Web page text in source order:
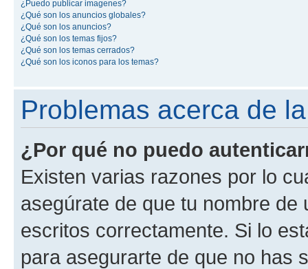
¿Puedo publicar imagenes?
¿Qué son los anuncios globales?
¿Qué son los anuncios?
¿Qué son los temas fijos?
¿Qué son los temas cerrados?
¿Qué son los iconos para los temas?
Problemas acerca de
¿Por qué no puedo
Existen varias razones por lo
asegúrate de que tu nombre
escritos correctamente. Si lo
para asegurarte de que no has